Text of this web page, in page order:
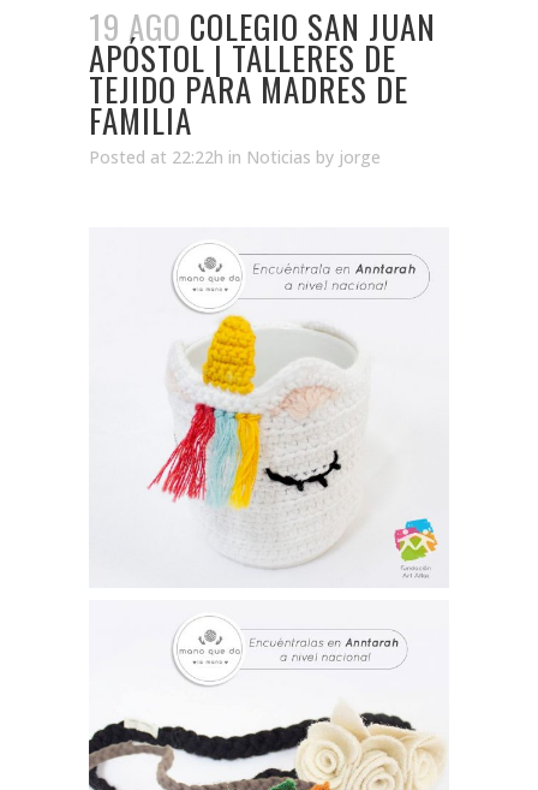
19 AGO COLEGIO SAN JUAN
APÓSTOL | TALLERES DE
TEJIDO PARA MADRES DE
FAMILIA
Posted at 22:22h in Noticias by jorge